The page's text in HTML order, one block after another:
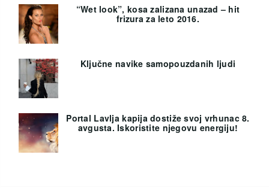
“Wet look”, kosa zalizana unazad – hit
frizura za leto 2016.
Ključne navike samopouzdanih ljudi
Portal Lavlja kapija dostiže svoj vrhunac 8.
avgusta. Iskoristite njegovu energiju!